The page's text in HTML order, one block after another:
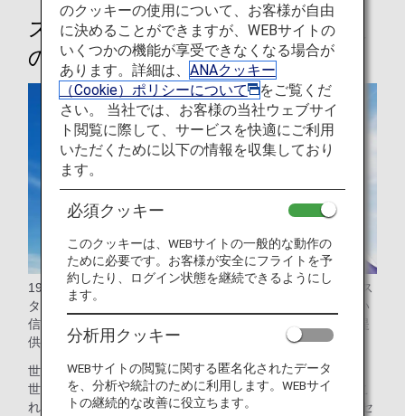
スター アライアンス、世界最大級
の航空会社ネットワーク
1997年に世界初のグローバルな航空連合として設立されたス
ターアライアンスは、広大な世界規模のネットワーク、高い
信頼性、そしてシームレスなサービスを大切な価値として提
供し続けています。
世界の主要航空会社26社が加盟するスターアライアンスは、
世界の90%をカバーする広大なネットワークを誇ります。こ
れにより、190カ国、1,150以上の空港へシームレスにアクセ
のクッキーの使用について、お客様が自由
に決めることができますが、WEBサイトの
いくつかの機能が享受できなくなる場合が
あります。詳細は、 ANAクッキー
（Cookie）ポリシーについて
をご覧くだ
さい。 当社では、お客様の当社ウェブサイ
ト閲覧に際して、サービスを快適にご利用
いただくために以下の情報を収集しており
ます。
必須クッキー
このクッキーは、WEBサイトの一般的な動作の
ために必要です。お客様が安全にフライトを予
約したり、ログイン状態を継続できるようにし
ます。
分析用クッキー
WEBサイトの閲覧に関する匿名化されたデータ
を、分析や統計のために利用します。WEBサイ
トの継続的な改善に役立ちます。